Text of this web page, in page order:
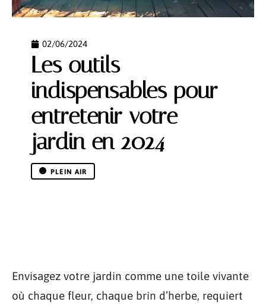
02/06/2024
Les outils
indispensables pour
entretenir votre
jardin en 2024
PLEIN AIR
Envisagez votre jardin comme une toile vivante
où chaque fleur, chaque brin d’herbe, requiert